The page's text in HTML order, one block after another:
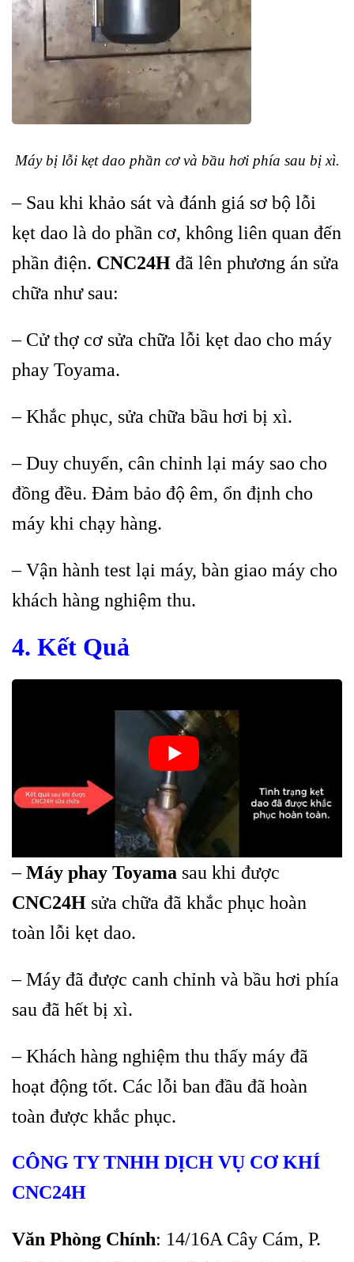
Máy bị lỗi kẹt dao phần cơ và bầu hơi phía sau bị xì.
– Sau khi khảo sát và đánh giá sơ bộ lỗi
kẹt dao là do phần cơ, không liên quan đến
phần điện. CNC24H đã lên phương án sửa
chữa như sau:
– Cử thợ cơ sửa chữa lỗi kẹt dao cho máy
phay Toyama.
– Khắc phục, sửa chữa bầu hơi bị xì.
– Duy chuyển, cân chỉnh lại máy sao cho
đồng đều. Đảm bảo độ êm, ổn định cho
máy khi chạy hàng.
– Vận hành test lại máy, bàn giao máy cho
khách hàng nghiệm thu.
4. Kết Quả
–Máy phay Toyama sau khi được
CNC24H sửa chữa đã khắc phục hoàn
toàn lỗi kẹt dao.
– Máy đã được canh chỉnh và bầu hơi phía
sau đã hết bị xì.
– Khách hàng nghiệm thu thấy máy đã
hoạt động tốt. Các lỗi ban đầu đã hoàn
toàn được khắc phục.
CÔNG TY TNHH DỊCH VỤ CƠ KHÍ
CNC24H
Văn Phòng Chính: 14/16A Cây Cám, P.